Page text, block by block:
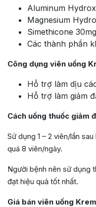
Aluminum
Magnesium
Simethicone 30mg
Các thành phần
Công dụng viên uống
Hỗ trợ làm dịu
Hỗ trợ làm giảm
Cách uống thuốc giảm
Sử dụng 1 – 2 viên/lần
quá 8 viên/ngày.
Người bệnh nên sử dụng
đạt hiệu quả tốt nhất.
Giá bán viên uống